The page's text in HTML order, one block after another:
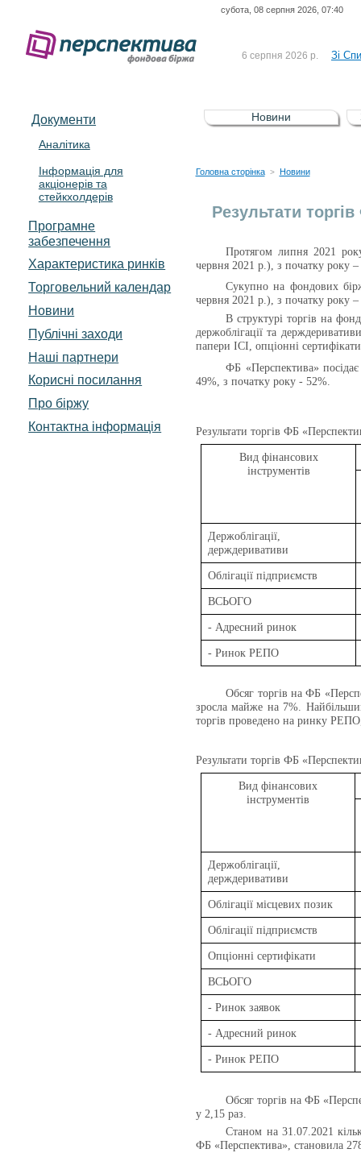
субота, 08 серпня 2026, 07:40
6 серпня 2026 р. Зі
5 серпня 2026 р.
Зі
UA4000232607)
4 серпня 2026 р.
Документи
Аналітика
Інформація для
акціонерів та
стейкхолдерів
Програмне
забезпечення
Характеристика pинків
Торговельний календар
Новини
Публічні заходи
Наші партнери
Корисні посилання
Про біржу
Контактна інформація
Новини
Головна сторінка > Новини
Результати
Протягом липня 2021
червня 2021 р.) , з початку року –
Сукупно на фондових
червня 2021 р.), з початку року –
В структурі торгів на
держоблігації та
папери ІСІ, опціонні
ФБ «Перспектива»
49%, з початку року - 52%.
Результати торгів ФБ
Вид фінансових
інструментів
Держоблігації,
держдеривативи
Облігації підприємств
ВСЬОГО
- Адресний ринок
- Ринок РЕПО
Обсяг торгів на ФБ
зросла майже на 7%.
торгів проведено на ринку
Результати торгів ФБ
Вид фінансових
інструментів
Держоблігації,
держдеривативи
Облігації місцевих позик
Облігації підприємств
Опціонні сертифікати
ВСЬОГО
- Ринок заявок
- Адресний ринок
- Ринок РЕПО
Обсяг торгів на ФБ
у 2,1 5раз.
Станом на 31.07.2021
ФБ «Перспектива», становила 2